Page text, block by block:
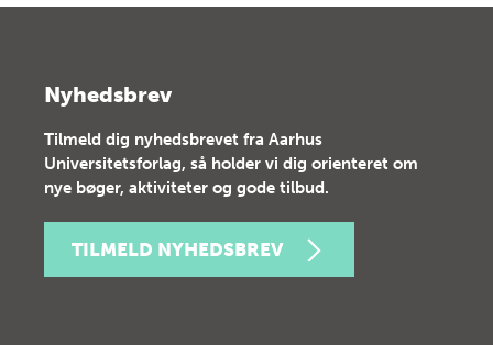
Nyhedsbrev
Tilmeld dig nyhedsbrevet fra Aarhus
Universitetsforlag, så holder vi dig orienteret om
nye bøger, aktiviteter og gode tilbud.
TILMELD NYHEDSBREV